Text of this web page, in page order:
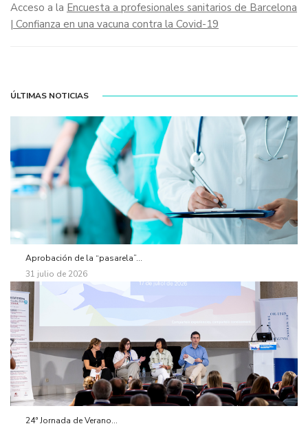
Acceso a la Encuesta a profesionales sanitarios de Barcelona
| Confianza en una vacuna contra la Covid-19
ÚLTIMAS NOTICIAS
Aprobación de la “pasarela”...
31 julio de 2026
24ª Jornada de Verano...